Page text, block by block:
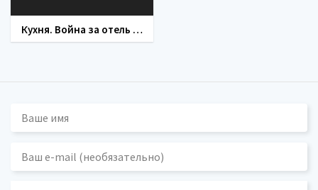
Кухня. Война за отель (сериал 2019)